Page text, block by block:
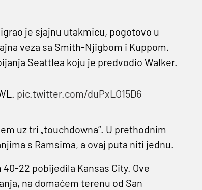
je sjajnu utakmicu, pogotovo u
veza sa Smith-Njigbom i Kuppom.
Seattlea koju je predvodio Walker.
pic.twitter.com/duPxLO15D6
uz tri „touchdowna“. U prethodnim
s Ramsima, a ovaj puta niti jednu.
22 pobijedila Kansas City. Ove
na domaćem terenu od San